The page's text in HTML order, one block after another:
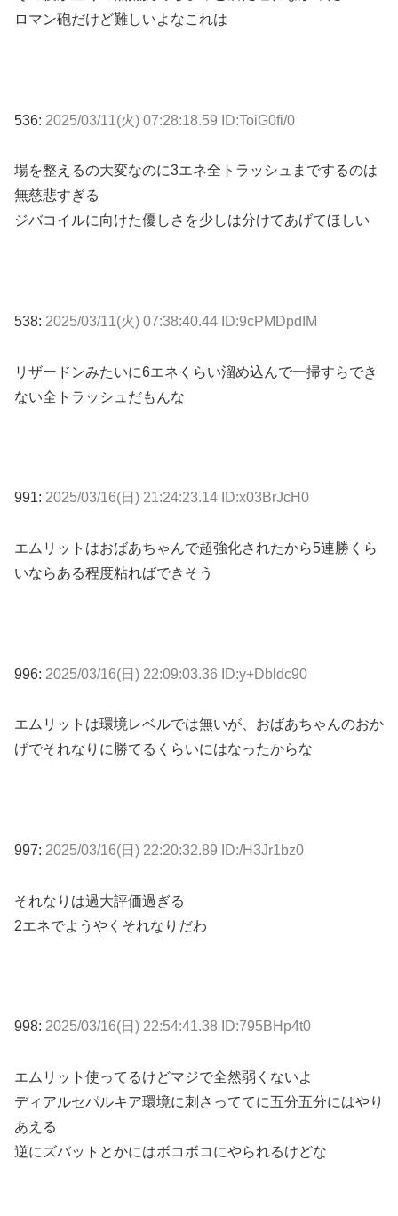
ロマン砲だけど難しいよなこれは
536: 2025/03/11(火) 07:28:18.59 ID:ToiG0fi/0
場を整えるの大変なのに3エネ全トラッシュまでするのは
無慈悲すぎる
ジバコイルに向けた優しさを少しは分けてあげてほしい
538: 2025/03/11(火) 07:38:40.44 ID:9cPMDpdIM
リザードンみたいに6エネくらい溜め込んで一掃すらでき
ない全トラッシュだもんな
991: 2025/03/16(日) 21:24:23.14 ID:x03BrJcH0
エムリットはおばあちゃんで超強化されたから5連勝くら
いならある程度粘ればできそう
996: 2025/03/16(日) 22:09:03.36 ID:y+Dbldc90
エムリットは環境レベルでは無いが、おばあちゃんのおか
げでそれなりに勝てるくらいにはなったからな
997: 2025/03/16(日) 22:20:32.89 ID:/H3Jr1bz0
それなりは過大評価過ぎる
2エネでようやくそれなりだわ
998: 2025/03/16(日) 22:54:41.38 ID:795BHp4t0
エムリット使ってるけどマジで全然弱くないよ
ディアルセパルキア環境に刺さっててに五分五分にはやり
あえる
逆にズバットとかにはボコボコにやられるけどな